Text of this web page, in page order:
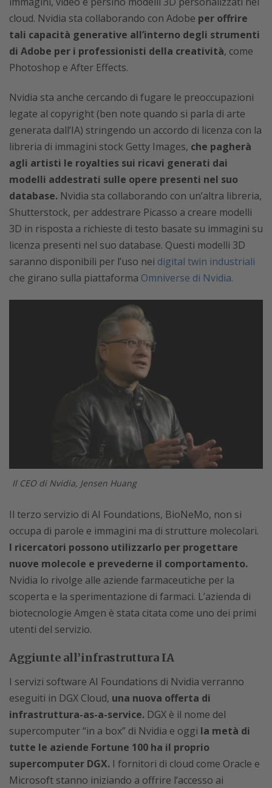
cloud. Nvidia sta collaborando con Adobe per offrire
tali capacità generative all’interno degli strumenti
di Adobe per i professionisti della creatività, come
Photoshop e After Effects.
Nvidia sta anche cercando di fugare le preoccupazioni
legate al copyright (ben note quando si parla di arte
generata dall’IA) stringendo un accordo di licenza con la
libreria di immagini stock Getty Images, che pagherà
agli artisti le royalties sui ricavi generati dai
modelli addestrati sulle opere presenti nel suo
database. Nvidia sta collaborando con un’altra libreria,
Shutterstock, per addestrare Picasso a creare modelli
3D in risposta a richieste di testo basate su immagini su
licenza presenti nel suo database. Questi modelli 3D
saranno disponibili per l’uso nei digital twin industriali
che girano sulla piattaforma Omniverse di Nvidia.
Il CEO di Nvidia, Jensen Huang
Il terzo servizio di AI Foundations, BioNeMo, non si
occupa di parole e immagini ma di strutture molecolari.
I ricercatori possono utilizzarlo per progettare
nuove molecole e prevederne il comportamento.
Nvidia lo rivolge alle aziende farmaceutiche per la
scoperta e la sperimentazione di farmaci. L’azienda di
biotecnologie Amgen è stata citata come uno dei primi
utenti del servizio.
Aggiunte all’infrastruttura IA
I servizi software AI Foundations di Nvidia verranno
eseguiti in DGX Cloud, una nuova offerta di
infrastruttura-as-a-service. DGX è il nome del
supercomputer “in a box” di Nvidia e oggi la metà di
tutte le aziende Fortune 100 ha il proprio
supercomputer DGX. I fornitori di cloud come Oracle e
Microsoft stanno iniziando a offrire l’accesso ai